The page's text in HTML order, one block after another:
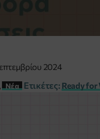
2024
, Νέα Ετικέτες:Ready